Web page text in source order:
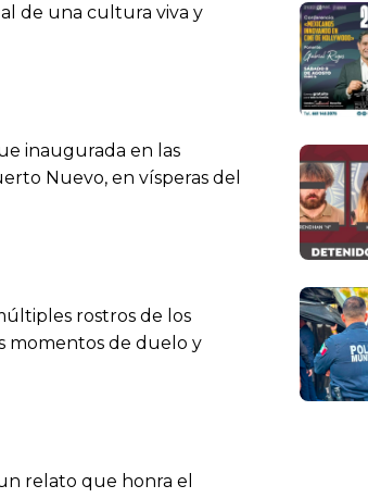
de una cultura viva y
inaugurada en las
Nuevo, en vísperas del
rostros de los
momentos de duelo y
relato que honra el